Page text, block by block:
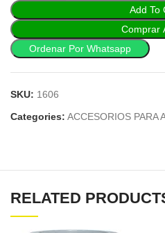
Add To
Comprar
Ordenar Por Whatsapp
SKU: 1606
Categories: ACCESORIOS PARA
RELATED